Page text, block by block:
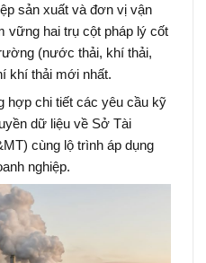
sản xuất và đơn vị vận
vững hai trụ cột pháp lý cốt
(nước thải, khí thải,
khí thải mới nhất.
hợp chi tiết các yêu cầu kỹ
dữ liệu về Sở Tài
cùng lộ trình áp dụng
nghiệp.